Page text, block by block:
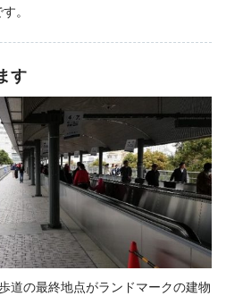
。
す
道の最終地点がランドマークの建物